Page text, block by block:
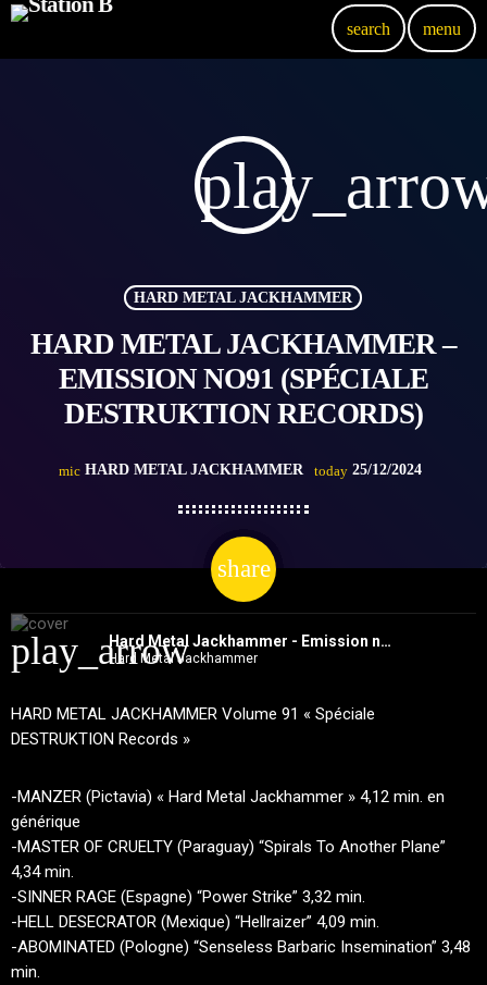
search menu
HARD METAL JACKHAMMER
HARD METAL JACKHAMMER –
EMISSION NO91 (SPÉCIALE
DESTRUKTION RECORDS)
mic HARD METAL JACKHAMMER today 25/12/2024
share
email
play_arrow Hard Metal Jackhammer - Emission no91 (Spéciale Destruktion Records)
Hard Metal Jackhammer
HARD METAL JACKHAMMER Volume 91 « Spéciale
DESTRUKTION Records »
-MANZER (Pictavia) « Hard Metal Jackhammer » 4,12 min. en
générique
-MASTER OF CRUELTY (Paraguay) “Spirals To Another Plane”
4,34 min.
-SINNER RAGE (Espagne) “Power Strike” 3,32 min.
-HELL DESECRATOR (Mexique) “Hellraizer” 4,09 min.
-ABOMINATED (Pologne) “Senseless Barbaric Insemination” 3,48
min.